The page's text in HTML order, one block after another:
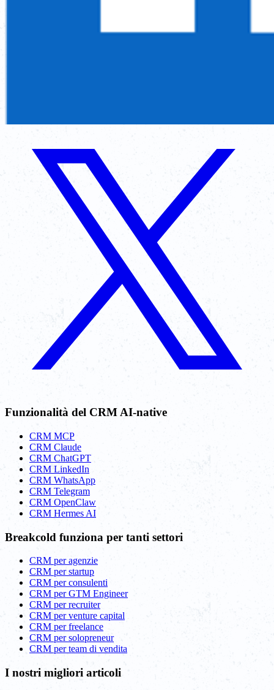
Funzionalità del CRM AI-native
CRM MCP
CRM Claude
CRM ChatGPT
CRM LinkedIn
CRM WhatsApp
CRM Telegram
CRM OpenClaw
CRM Hermes AI
Breakcold funziona per tanti settori
CRM per agenzie
CRM per startup
CRM per consulenti
CRM per GTM Engineer
CRM per recruiter
CRM per venture capital
CRM per freelance
CRM per solopreneur
CRM per team di vendita
I nostri migliori articoli